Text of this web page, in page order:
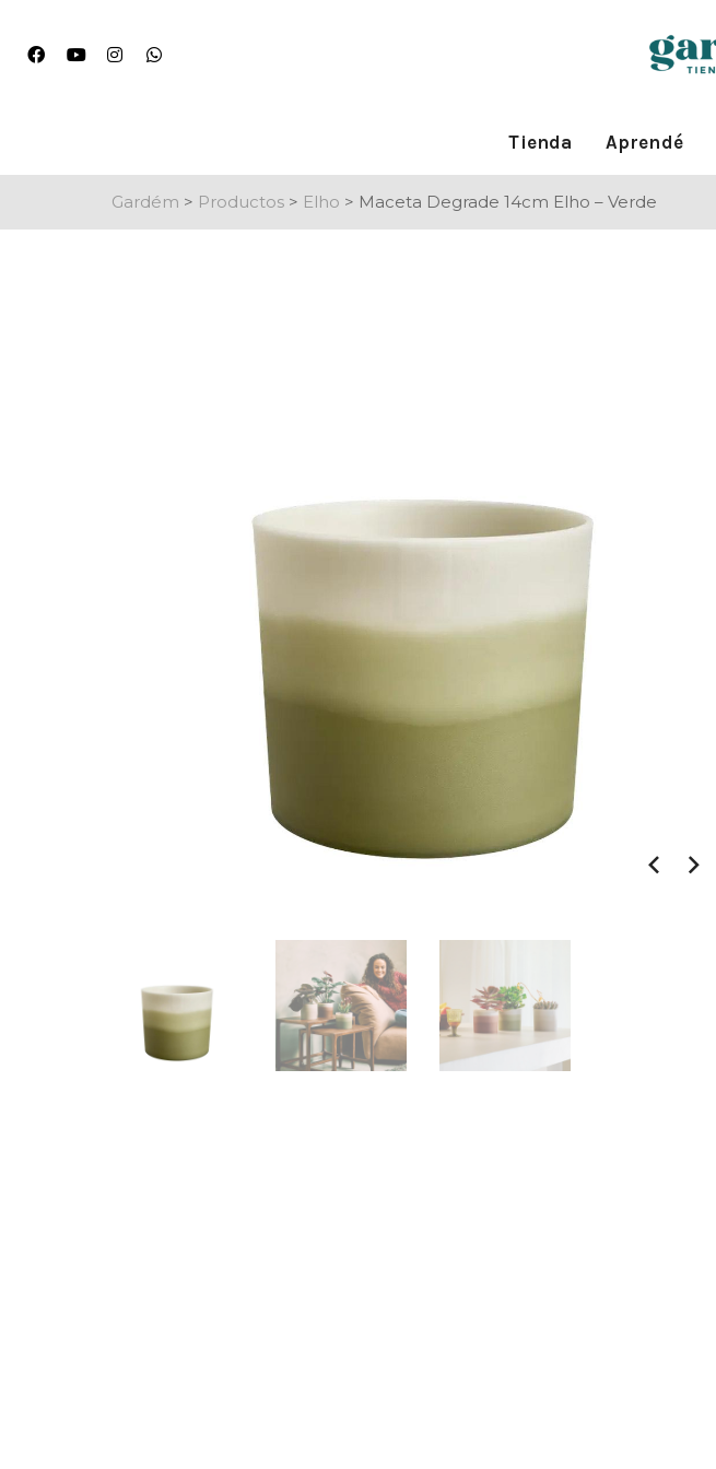
Tienda Aprendé
Gardém > Productos > Elho > Maceta Degrade 14cm Elho – Verde